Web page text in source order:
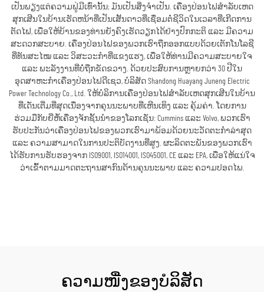
ເປັນພຽງແຕ່ຄວາມຟູ່ມີເທົ່ານັ້ນ; ມັນເປັນສິ່ງຈຳເປັນ. ເຄື່ອງປ່ອນໄຟສຳລັບເຫດ
ສຸກເສີນໃນບ້ານເຮັດຫນ້າທີ່ເປັນເສັ້ນດາວທີ່ເຊື່ອມຕໍ່ຊີວິດໃນເວລາທີ່ເກີດການ
ຕັດໄຟ, ເພື່ອໃຫ້ບ້ານຂອງທ່ານຍັງຄົງເຮັດວຽກໄດ້ຢ່າງປົກກະຕິ ແລະ ມີຄວາມ
ສະດວກສະບາຍ. ເຄື່ອງປ່ອນໄຟຂອງພວກເຮົາຖືກອອກແບບດ້ວຍເຕັກໂນໂລຊີ
ທີ່ທັນສະໄໝ ແລະ ວິສະວະກຳທີ່ແຂງແຮງ, ເພື່ອໃຫ້ທ່ານມີຄວາມສະບາຍໃຈ
ແລະ ພະລັງງານທີ່ບໍ່ຖືກຂັດຂວາງ. ດ້ວຍປະສົບການຫຼາຍກວ່າ 30 ປີໃນ
ອຸດສາຫະກຳເຄື່ອງປ່ອນໄຟດີເຊວ, ບໍລິສັດ Shandong Huayang Juneng Electric
Power Technology Co., Ltd. ໃຫ້ບໍລິການເຄື່ອງປ່ອນໄຟສຳລັບເຫດສຸກເສີນໃນບ້ານ
ທີ່ເດັ່ນເຕີ່ມທີ່ສຸດເນື່ອງຈາກຄຸນນະພາບທີ່ເຫີນເທິງ ແລະ ຄຸ້ມຄ່າ. ໂດຍການ
ຮ່ວມມືກັບຍີ່ຫໍ້ເຄື່ອງຈັກຊັ້ນນຳຂອງໂລກເຊັ່ນ: Cummins ແລະ Volvo, ພວກເຮົາ
ຮັບປະກັນວ່າເຄື່ອງປ່ອນໄຟຂອງພວກເຮົາມາພ້ອມດ້ວຍນະວັດຕະກຳລ່າສຸດ
ແລະ ຄວາມສາມາດໃນການປະຕິບັດງານທີ່ສູງ. ຜະລິດຕະພັນຂອງພວກເຮົາ
ໄດ້ຮັບການຮັບຮອງຈາກ ISO9001, ISO14001, ISO45001, CE ແລະ EPA, ເພື່ອໃຫ້ແນ່ໃຈ
ວ່າເຂົ້າຕາມມາດຕະຖານສາກົນດ້ານຄຸນນະພາບ ແລະ ຄວາມປອດໄພ.
ຄວາມໜື່ງຂອງບໍລິສັດ